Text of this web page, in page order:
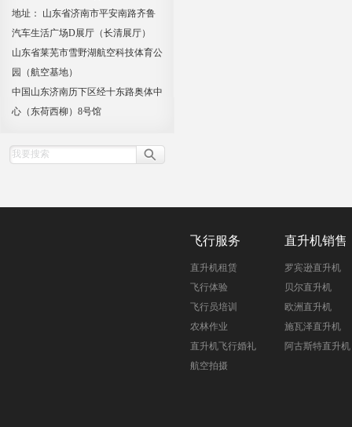
地址： 山东省济南市平安南路齐鲁
汽车生活广场D展厅（长清展厅）
山东省莱芜市雪野湖航空科技体育公
园（航空基地）
中国山东济南历下区经十东路奥体中
心（东荷西柳）8号馆
飞行服务
直升机租赁
飞行体验
飞行员培训
农林作业
直升机飞行婚礼
航空拍摄
直升机销售
罗宾逊直升机
贝尔直升机
欧洲直升机
施瓦泽直升机
阿古斯特直升机